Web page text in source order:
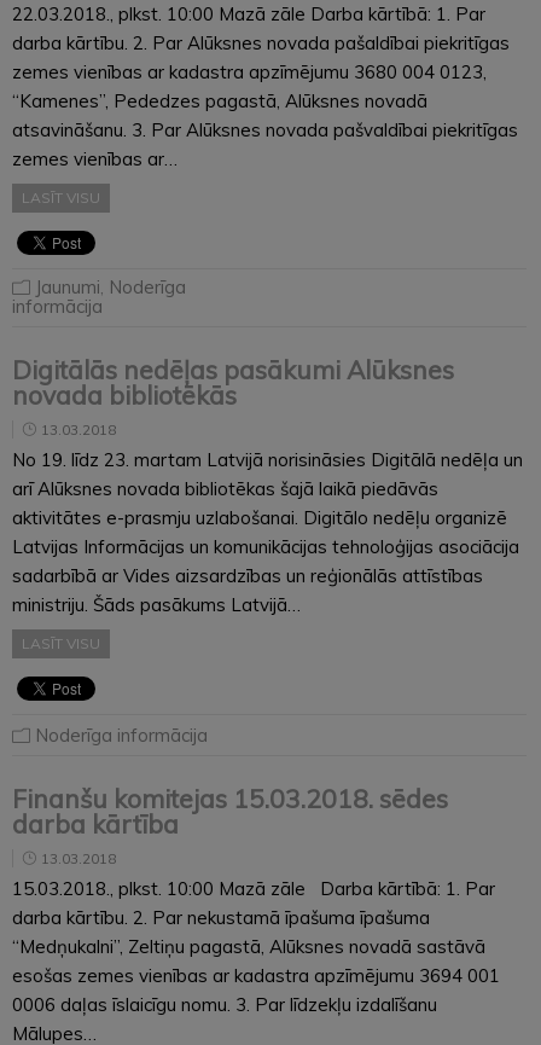
22.03.2018., plkst. 10:00 Mazā zāle Darba kārtībā: 1. Par
darba kārtību. 2. Par Alūksnes novada pašaldībai piekritīgas
zemes vienības ar kadastra apzīmējumu 3680 004 0123,
“Kamenes”, Pededzes pagastā, Alūksnes novadā
atsavināšanu. 3. Par Alūksnes novada pašvaldībai piekritīgas
zemes vienības ar…
LASĪT VISU
Jaunumi, Noderīga
informācija
Digitālās nedēļas pasākumi Alūksnes
novada bibliotēkās
13.03.2018
No 19. līdz 23. martam Latvijā norisināsies Digitālā nedēļa un
arī Alūksnes novada bibliotēkas šajā laikā piedāvās
aktivitātes e-prasmju uzlabošanai. Digitālo nedēļu organizē
Latvijas Informācijas un komunikācijas tehnoloģijas asociācija
sadarbībā ar Vides aizsardzības un reģionālās attīstības
ministriju. Šāds pasākums Latvijā…
LASĪT VISU
Noderīga informācija
Finanšu komitejas 15.03.2018. sēdes
darba kārtība
13.03.2018
15.03.2018., plkst. 10:00 Mazā zāle Darba kārtībā: 1. Par
darba kārtību. 2. Par nekustamā īpašuma īpašuma
“Medņukalni”, Zeltiņu pagastā, Alūksnes novadā sastāvā
esošas zemes vienības ar kadastra apzīmējumu 3694 001
0006 daļas īslaicīgu nomu. 3. Par līdzekļu izdalīšanu
Mālupes…